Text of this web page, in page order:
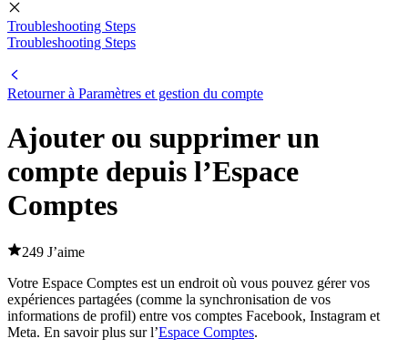
Troubleshooting Steps
Troubleshooting Steps
Retourner à Paramètres et gestion du compte
Ajouter ou supprimer un
compte depuis l’Espace
Comptes
249 J’aime
Votre Espace Comptes est un endroit où vous pouvez gérer vos
expériences partagées (comme la synchronisation de vos
informations de profil) entre vos comptes Facebook, Instagram et
Meta. En savoir plus sur l’Espace Comptes.